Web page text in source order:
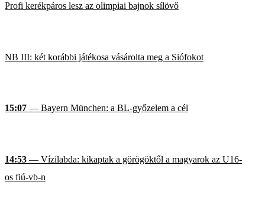
Profi kerékpáros lesz az olimpiai bajnok sílövő
NB III: két korábbi játékosa vásárolta meg a Siófokot
15:07 — Bayern München: a BL-győzelem a cél
14:53 — Vízilabda: kikaptak a görögöktől a magyarok az U16-
os fiú-vb-n